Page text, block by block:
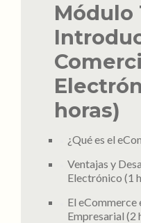
Módulo
horas)
¿Qué es el
Ventajas y
Electrónico (1
El eCommerce
Empresarial (2